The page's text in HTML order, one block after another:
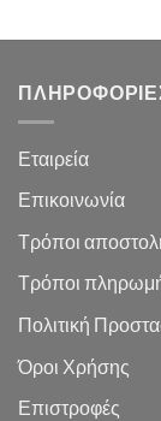
Εταιρεία
Επικοινωνία
Τρόποι
Τρόποι
Πολιτική
Όροι Χρήσης
Επιστροφές